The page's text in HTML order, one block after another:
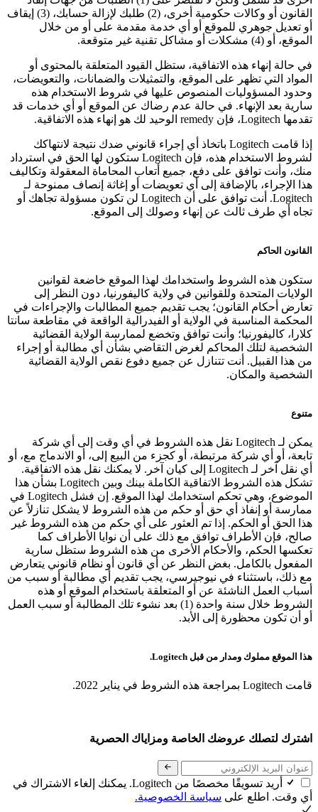
القانون أو وكالات حكومية أخرى، (2) طلبك لإزالة حسابك، (3) إيقاف
أو تعديل جوهري للموقع أو أي خدمة مقدمة على أو من خلال
الموقع، أو (4) مشكلات أو مشاكل تقنية غير متوقعة.
في حالة إنهاء هذه الاتفاقية، ستظل القيود المتعلقة بالمحتوى أو
المواد التي تظهر على الموقع، والتمثيلات والضمانات، والتعويضات،
وحدود المسؤوليات المنصوص عليها في شروط الاستخدام هذه
سارية بعد الإنهاء. في حالة عدم رضاك عن الموقع أو أي خدمات قد
تقدمها Logitech، فإن remedy الوحيد لك هو إنهاء هذه الاتفاقية.
إذا قامت Logitech باتخاذ أي إجراء قانوني ضدك نتيجة لانتهاكك
لشروط الاستخدام هذه، فإن Logitech ستكون لها الحق في استرداد
منك، وأنت توافق على دفع، جميع أتعاب المحاماة المعقولة وتكاليف
هذا الإجراء، بالإضافة إلى أي تعويضات أو إغاثة إنصاف ممنوحة لـ
Logitech. أنت توافق على أن Logitech لن تكون مسؤولة تجاهك أو
تجاه أي طرف ثالث عن إنهاء وصولك إلى الموقع.
القانون الحاكم
ستكون هذه الشروط واستخدامك لهذا الموقع خاضعة لقوانين
الولايات المتحدة وللقوانين في ولاية كاليفورنيا، دون النظر إلى
تعارض أحكام القانون؛ يجب تقديم جميع المطالبات والإجراءات في
المحكمة المناسبة في الولاية أو الفيدرالية الواقعة في مقاطعة سانتا
كلارا، كاليفورنيا؛ وأنت توافق وتخضع لممارسة الولاية القضائية
الشخصية لتلك المحاكم لغرض التقاضي بشأن أي مطالبة أو إجراء
من هذا القبيل. أنت تتنازل عن جميع دفوع نقص الولاية القضائية
الشخصية والمكان.
متنوع
يمكن لـ Logitech نقل هذه الشروط في أي وقت إلى أي شركة
تابعة، أو أي شركة مرتبطة، أو كجزء من البيع إلى، أو الاندماج مع، أو
أي نقل آخر لـ Logitech إلى كيان آخر. لا يمكنك نقل هذه الاتفاقية.
تشكل هذه الشروط الاتفاقية الكاملة بينك وبين Logitech بشأن هذا
الموضوع، وهي تحكم استخدامك لهذا الموقع. إن فشل Logitech في
ممارسة أو إنفاذ أي حق أو حكم من هذه الشروط لا يشكل تنازلاً عن
هذا الحق أو الحكم. إذا تم العثور على أي حكم من هذه الشروط غير
صالح، فإن الأطراف توافق مع ذلك على أن نوايا الأطراف كما
تعكسها الحكم، والأحكام الأخرى من هذه الشروط ستظل سارية
المفعول بالكامل. بغض النظر عن أي قانون أو نظام قانوني يتعارض
مع ذلك، باستثناء في نيوجيرسي، يجب تقديم أي مطالبة أو سبب من
أسباب العمل الناشئة عن أو المتعلقة باستخدام الموقع أو هذه
الشروط خلال سنة واحدة (1) بعد نشوء تلك المطالبة أو سبب العمل
أو أن تكون محظورة إلى الأبد.
هذا الموقع مملوك ومدار من قبل Logitech.
قامت Logitech بمراجعة هذه الشروط في يناير 2022.
اشترك لتصلك عروضك الخاصة ومزاياك الحصرية
أريد تسويقًا مخصصًا من Logitech. يمكنك إلغاء الاشتراك في
أي وقت. اطلع على سياسة الخصوصية.